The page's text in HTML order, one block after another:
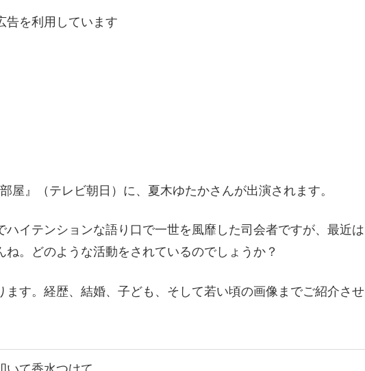
を利用しています
屋』（テレビ朝日）に、夏木ゆたかさんが出演されます。
ハイテンションな語り口で一世を風靡した司会者ですが、最近は
。どのような活動をされているのでしょうか？
ます。経歴、結婚、子ども、そして若い頃の画像までご紹介させ